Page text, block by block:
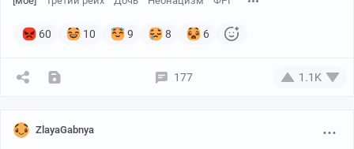
это дети врагов. В такой сердечности всегда и
согласен.
Гитлером в 1945, школьный класс в Восточной
60 10 9 8 6
177 1.1K
ZlayaGabnya